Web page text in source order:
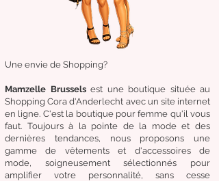
Une envie de Shopping?
Mamzelle Brussels est une boutique située au
Shopping Cora d'Anderlecht avec un site internet
en ligne. C'est la boutique pour femme qu'il vous
faut. Toujours à la pointe de la mode et des
dernières tendances, nous proposons une
gamme de vêtementset d'accessoires de
mode,
soigneusementsélectionnés pour
amplifier votre personnalité, sans cesse